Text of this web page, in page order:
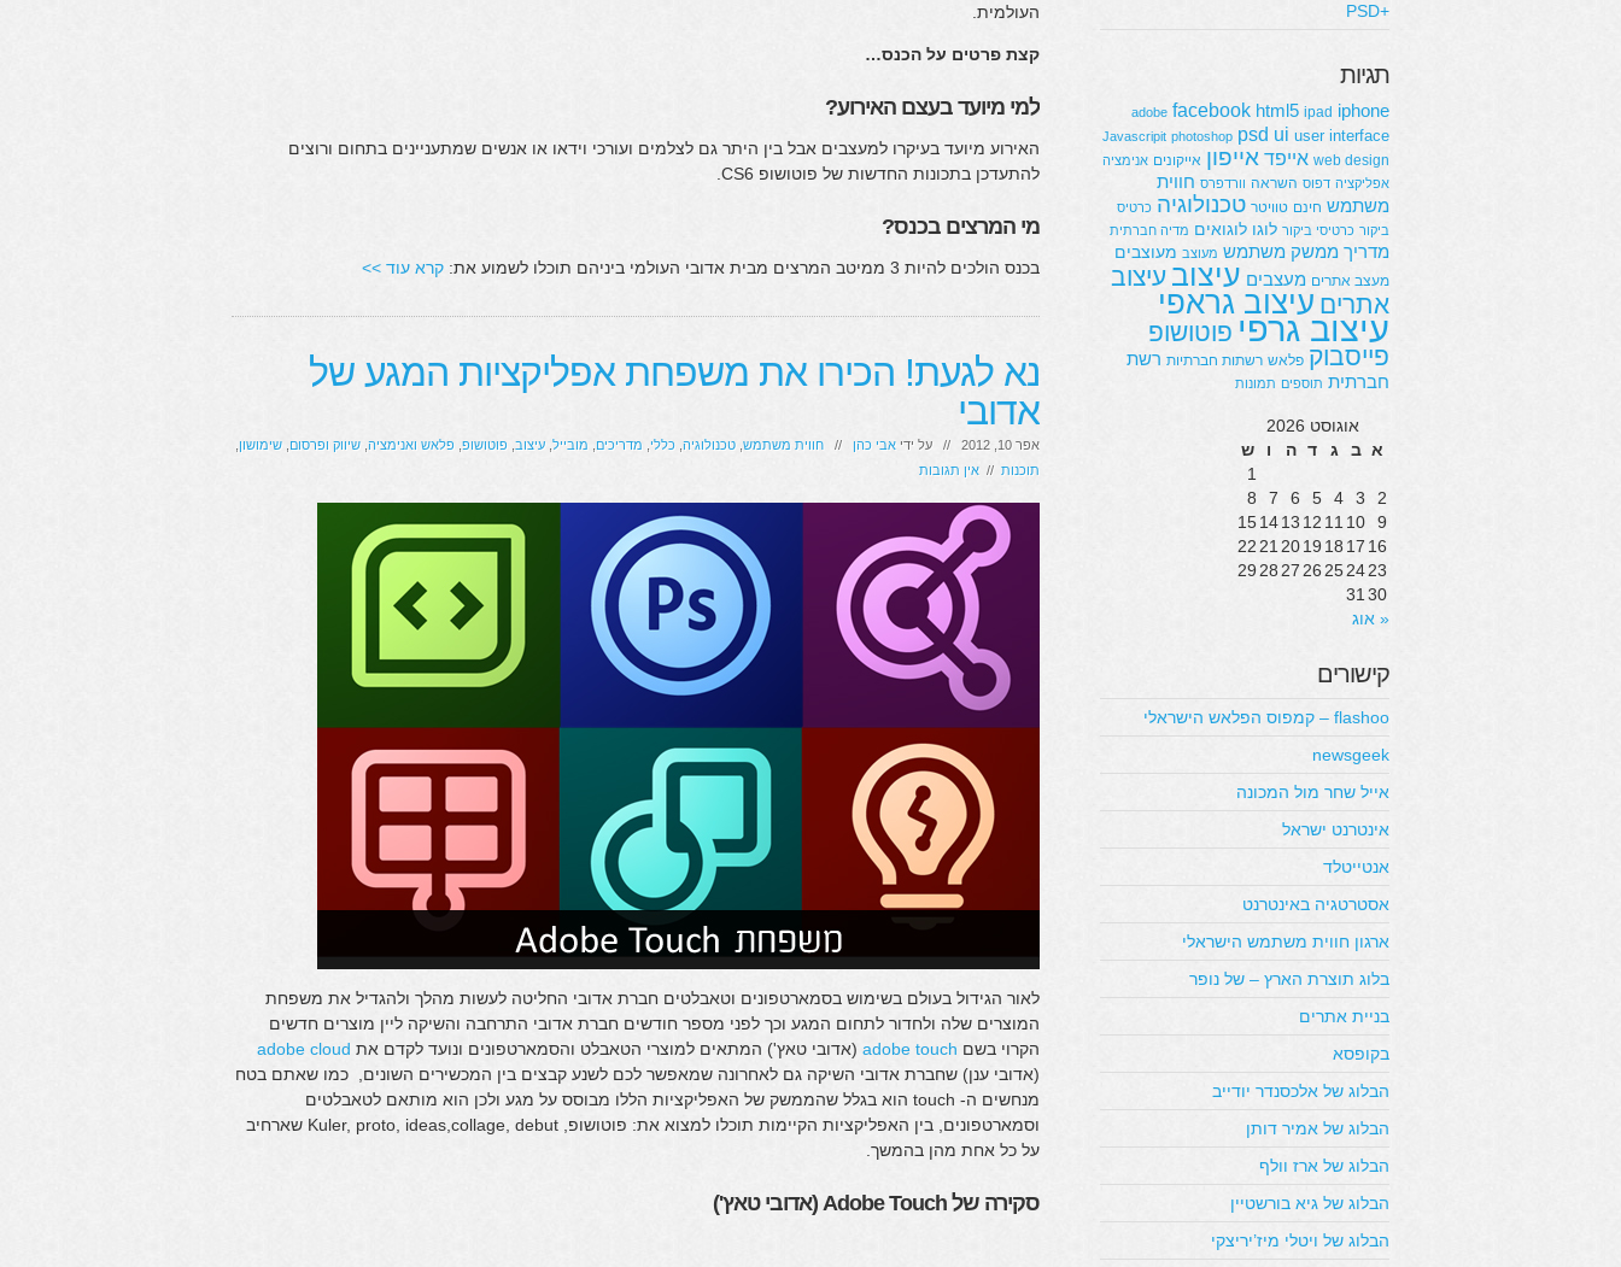
העולמית.
קצת פרטים על הכנס…
למי מיועד בעצם האירוע?
האירוע מיועד בעיקרו למעצבים אבל בין היתר גם לצלמים ועורכי וידאו או אנשים שמתעניינים בתחום ורוצים
להתעדכן בתכונות החדשות של פוטושופ CS6.
מי המרצים בכנס?
בכנס הולכים להיות 3 ממיטב המרצים מבית אדובי העולמי ביניהם תוכלו לשמוע את: קרא עוד >>
נא לגעת! הכירו את משפחת אפליקציות המגע של
אדובי
אפר 10, 2012 // על ידי אבי כהן // חווית משתמש טכנולוגיה כללי מדריכים מובייל עיצוב פוטושופ פלאש ואנימציה שיווק ופרסום שימושון
תוכנות // אין תגובות
לאור הגידול בעולם בשימוש בסמארטפונים וטאבלטים חברת אדובי החליטה לעשות מהלך ולהגדיל את משפחת
המוצרים שלה ולחדור לתחום המגע וכך לפני מספר חודשים חברת אדובי התרחבה והשיקה ליין מוצרים חדשים
הקרוי בשם adobe touch (אדובי טאץ') המתאים למוצרי הטאבלט והסמארטפונים ונועד לקדם את adobe cloud
(אדובי ענן) שחברת אדובי השיקה גם לאחרונה שמאפשר לכם לשנע קבצים בין המכשירים השונים, כמו שאתם בטח
מנחשים ה- touch הוא בגלל שהממשק של האפליקציות הללו מבוסס על מגע ולכן הוא מותאם לטאבלטים
וסמארטפונים, בין האפליקציות הקיימות תוכלו למצוא את: פוטושופ, Kuler, proto, ideas,collage, debut שארחיב
על כל אחת מהן בהמשך.
סקירה של Adobe Touch (אדובי טאץ')
+PSD
תגיות
adobe facebook html5 ipad iphone
Javascripit photoshop psd ui user interface
web design אייפד אייפון אייקונים אנימציה
אפליקציה דפוס השראה וורדפרס חווית
משתמש חינם טוויטר טכנולוגיה כרטיס
ביקור כרטיסי ביקור לוגו לוגואים מדיה חברתית
מדריך ממשק משתמש מעוצב מעוצבים
מעצב אתרים מעצבים עיצוב עיצוב
אתרים עיצוב גראפי
עיצוב גרפי פוטושופ
פייסבוק פלאש רשתות חברתיות רשת
חברתית תוספים תמונות
אוגוסט 2026
א ב ג ד ה ו
ש
1
2
3
4
5
6
7
8
9
10
11
12
13
14
15
16
17
18
19
20
21
22
23
24
25
26
27
28
29
30
31
« אוג
קישורים
flashoo – קמפוס הפלאש הישראלי
newsgeek
אייל שחר מול המכונה
אינטרנט ישראל
אנטייטלד
אסטרטגיה באינטרנט
ארגון חווית משתמש הישראלי
בלוג תוצרת הארץ – של נופר
בניית אתרים
בקופסא
הבלוג של אלכסנדר יודייב
הבלוג של אמיר דותן
הבלוג של ארז וולף
הבלוג של גיא בורשטיין
הבלוג של ויטלי מיז’יריצקי